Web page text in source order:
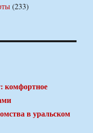
(233)
комфортное
в уральском